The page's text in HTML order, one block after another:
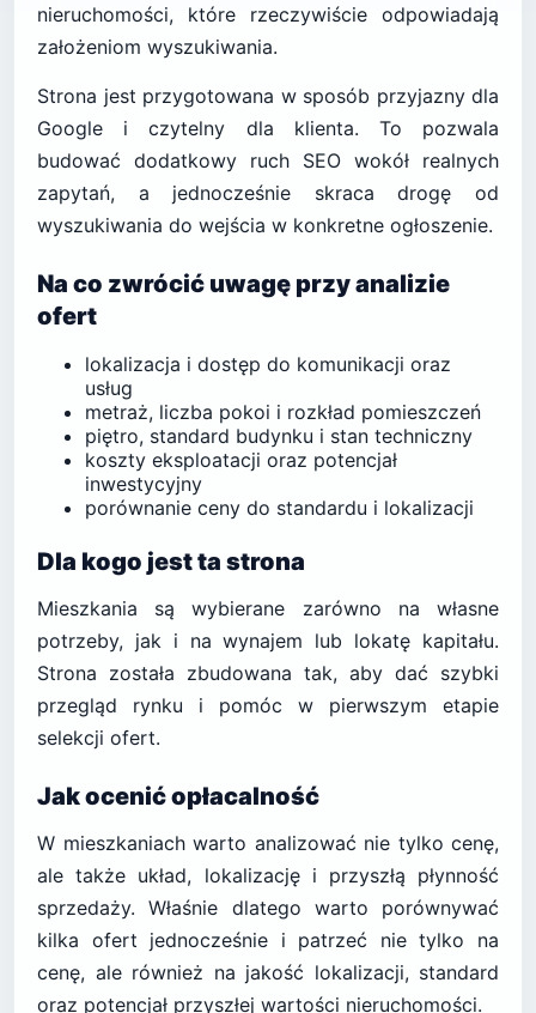
nieruchomości, które rzeczywiście odpowiadają
założeniom wyszukiwania.
Strona jest przygotowana w sposób przyjazny dla
Google i czytelny dla klienta. To pozwala
budować dodatkowy ruch SEO wokół realnych
zapytań, a jednocześnie skraca drogę od
wyszukiwania do wejścia w konkretne ogłoszenie.
Na co zwrócić uwagę przy analizie
ofert
lokalizacja i dostęp do komunikacji oraz
usług
metraż, liczba pokoi i rozkład pomieszczeń
piętro, standard budynku i stan techniczny
koszty eksploatacji oraz potencjał
inwestycyjny
porównanie ceny do standardu i lokalizacji
Dla kogo jest ta strona
Mieszkania są wybierane zarówno na własne
potrzeby, jak i na wynajem lub lokatę kapitału.
Strona została zbudowana tak, aby dać szybki
przegląd rynku i pomóc w pierwszym etapie
selekcji ofert.
Jak ocenić opłacalność
W mieszkaniach warto analizować nie tylko cenę,
ale także układ, lokalizację i przyszłą płynność
sprzedaży. Właśnie dlatego warto porównywać
kilka ofert jednocześnie i patrzeć nie tylko na
cenę, ale również na jakość lokalizacji, standard
oraz potencjał przyszłej wartości nieruchomości.